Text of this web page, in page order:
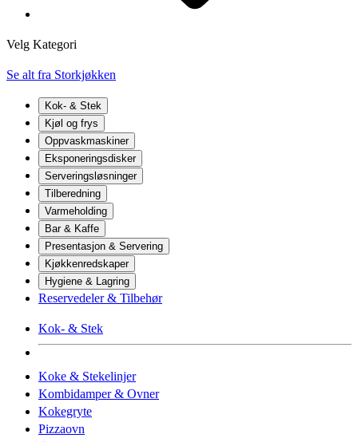
Velg Kategori
Se alt fra Storkjøkken
Kok- & Stek
Kjøl og frys
Oppvaskmaskiner
Eksponeringsdisker
Serveringsløsninger
Tilberedning
Varmeholding
Bar & Kaffe
Presentasjon & Servering
Kjøkkenredskaper
Hygiene & Lagring
Reservedeler & Tilbehør
Kok- & Stek
Koke & Stekelinjer
Kombidamper & Ovner
Kokegryte
Pizzaovn